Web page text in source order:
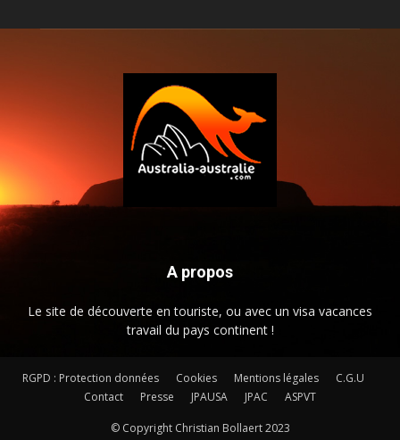
A propos
Le site de découverte en touriste, ou avec un visa vacances
travail du pays continent !
RGPD : Protection données Cookies Mentions légales
C.G.U
Contact
Presse JPAUSA JPAC ASPVT
© Copyright Christian Bollaert 2023